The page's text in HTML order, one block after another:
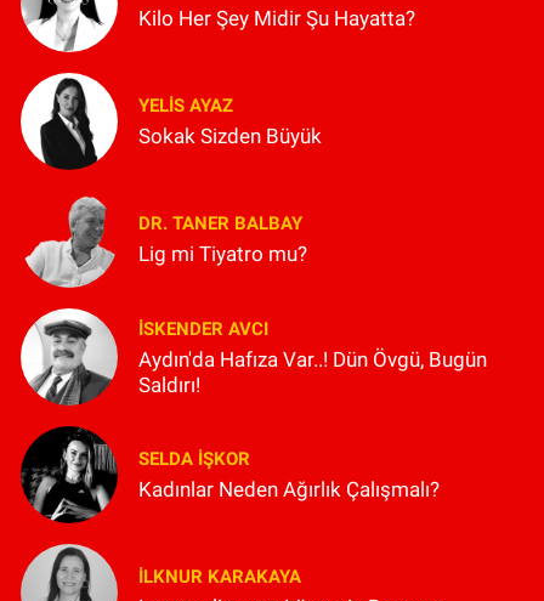
Kilo Her Şey Midir Şu Hayatta?
YELIS AYAZ
Sokak Sizden Büyük
DR. TANER BALBAY
Lig mi Tiyatro mu?
İSKENDER AVCI
Aydın'da Hafıza Var..! Dün Övgü, Bugün
Saldırı!
SELDA İŞKOR
Kadınlar Neden Ağırlık Çalışmalı?
İLKNUR KARAKAYA